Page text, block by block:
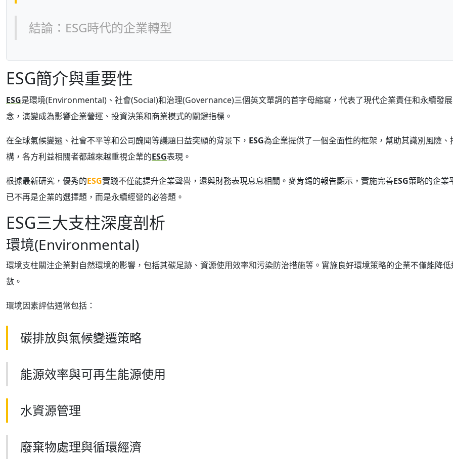
結論：ESG時代的企業轉型
ESG簡介與重要性
ESG是環境(Environmental)、社會(Social)和治理(Governance)三個英文單詞的首字母縮寫，代表了現代企業責任和永續發
念，演變成為影響企業營運、投資決策和商業模式的關鍵指標。
在全球氣候變遷、社會不平等和公司醜聞等議題日益突顯的背景下， ESG為企業提供了一個全面性的框架，幫助其識別風險
構，各方利益相關者都越來越重視企業的ESG表現。
根據最新研究，優秀的ESG實踐不僅能提升企業聲譽，還與財務表現息息相關。麥肯錫的報告顯示，實施完善ESG策略的企業
已不再是企業的選擇題，而是永續經營的必答題。
ESG三大支柱深度剖析
環境(Environmental)
環境支柱關注企業對自然環境的影響，包括其碳足跡、資源使用效率和污染防治措施等。實施良好環境策略的企業不僅能降
數。
環境因素評估通常包括：
碳排放與氣候變遷策略
能源效率與可再生能源使用
水資源管理
廢棄物處理與循環經濟